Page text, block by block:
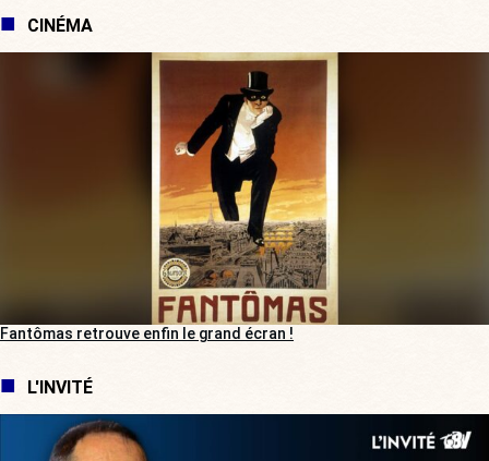
CINÉMA
Fantômas retrouve enfin le grand écran !
L'INVITÉ